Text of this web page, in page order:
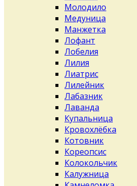
Молодило
Медуница
Манжетка
Лофант
Лобелия
Лилия
Лиатрис
Лилейник
Лабазник
Лаванда
Купальница
Кровохлёбка
Котовник
Кореопсис
Колокольчик
Калужница